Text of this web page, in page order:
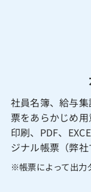
社員名簿、給与
票をあらかじめ用
印刷、PDF、
ジナル帳票（弊社
※帳票によって出力